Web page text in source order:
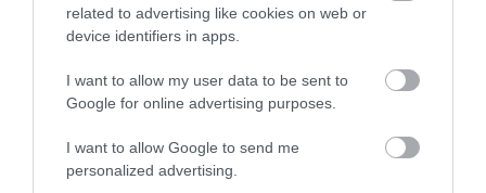
related to advertising like cookies on web or
device identifiers in apps.
I want to allow my user data to be sent to
Google for online advertising purposes.
I want to allow Google to send me
personalized advertising.
A rangsor különösen érdekes annak fényében, hogy
Európa legismertebb úti céljai már nyíltan
küzdenek atúlturizmussal.Velencében
korlátozásokkal próbálják védeni a várost,
viselkedését szabályoznák. Ezeken a desztinációkon
nemcsak a tömeg válik fárasztóvá, hanem az árak is: